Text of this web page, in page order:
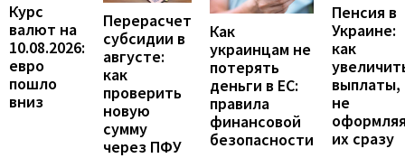
Курс
валют на
10.08.2026:
евро
пошло
вниз
Перерасчет
субсидии в
августе:
как
проверить
новую
сумму
через ПФУ
Как
украинцам не
потерять
деньги в ЕС:
правила
финансовой
безопасности
Пенсия в
Украине:
как
выплаты,
не
их сразу